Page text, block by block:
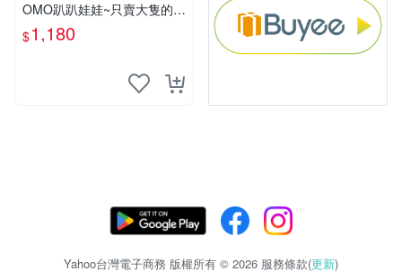
OMO趴趴娃娃~只賣大隻的1
號~單隻價～生日禮物
$1,180
Yahoo台灣電子商務 版權所有 © 2026 服務條款(更新)